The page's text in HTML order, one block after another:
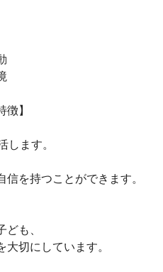
】
ます。
を持つことができます。
も、
切にしています。